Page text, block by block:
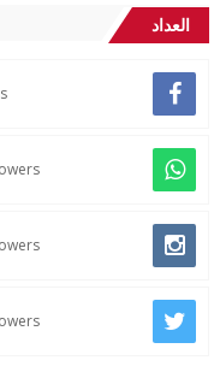
العداد